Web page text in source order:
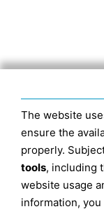
The website
ensure the
properly.
tools, including
website usage
information,